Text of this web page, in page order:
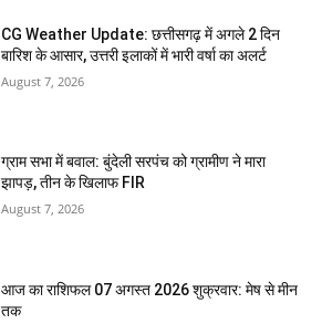
CG Weather Update: छत्तीसगढ़ में अगले 2 दिन
बारिश के आसार, उत्तरी इलाकों में भारी वर्षा का अलर्ट
August 7, 2026
ग्राम सभा में बवाल: बुंदेली सरपंच को ग्रामीण ने मारा
झापड़, तीन के खिलाफ FIR
August 7, 2026
आज का राशिफल 07 अगस्त 2026 शुक्रवार: मेष से मीन
तक